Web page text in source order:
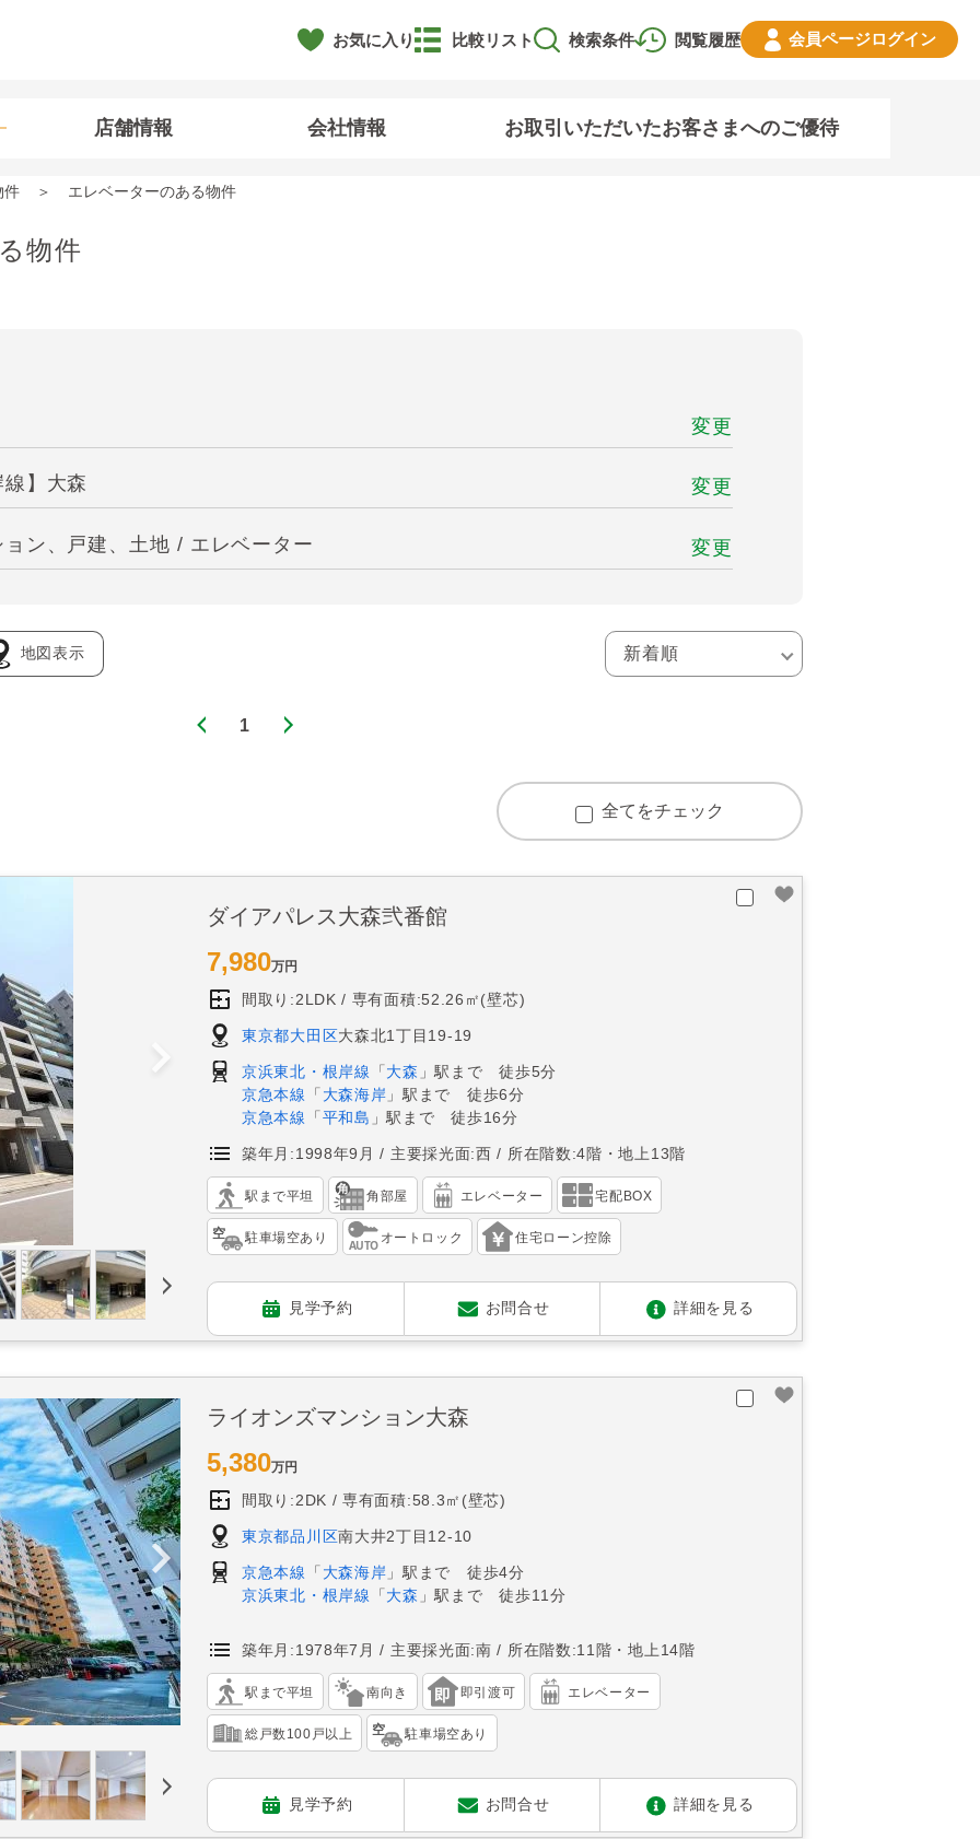
お気に入り 閲覧履歴
比較リスト 検索条件 会員ページログイン
店舗情報 会社情報 お取引いただいたお客さまへのご優待
件 エレベーターのある物件
物件
変更
】大森 変更
ン、戸建、土地 / エレベーター 変更
地図表示
1
全てをチェック
ダイアパレス大森弐番館
7,980万円
間取り:2LDK 専有面積:52.26㎡(壁芯)
東京都大田区大森北1丁目19-19
京浜東北・根岸線 「 大森 」駅まで 徒歩5分
京急本線
「 大森海岸 」駅まで 徒歩6分
京急本線
「 平和島 」駅まで 徒歩16分
築年月:1998年9月 主要採光面:西 所在階数:4階・地上13階
駅まで平坦 角部屋 エレベーター 宅配BOX
駐車場空あり オートロック 住宅ローン控除
見学予約 お問合せ 詳細を見る
ライオンズマンション大森
5,380万円
間取り:2DK 専有面積:58.3㎡(壁芯)
東京都品川区南大井2丁目12-10
京急本線 「 大森海岸 」駅まで 徒歩4分
京浜東北・根岸線
「 大森 」駅まで 徒歩11分
築年月:1978年7月 主要採光面:南 所在階数:11階・地上14階
駅まで平坦 南向き 即引渡可 エレベーター
総戸数100戸以上 駐車場空あり
見学予約 お問合せ 詳細を見る